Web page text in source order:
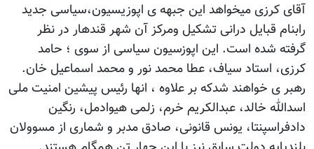
آقای کرزی میخواهد این جبهه ی اپوزیسیون،سیاسی جدید
رابنام قبایل درانی تشکیل ومرکز آن شهر قندهار در نظر
گرفته شده است. این اپوزسیون سیاسی از سوی ؛ حامد
کرزی، استاد سیاف، عطا محمد نور و محمد اسماعیل خان.
رهبر ی خواهند شدکه بر علاوه ، انها رئیس پیشین امنیت ملی
اسدالله خالد، عبدالکریم خرم، زلمی هیوادمل، رنگین
دادفراسپنتا، یونس قانونی، صادق مدبر و شماری از مسوولان